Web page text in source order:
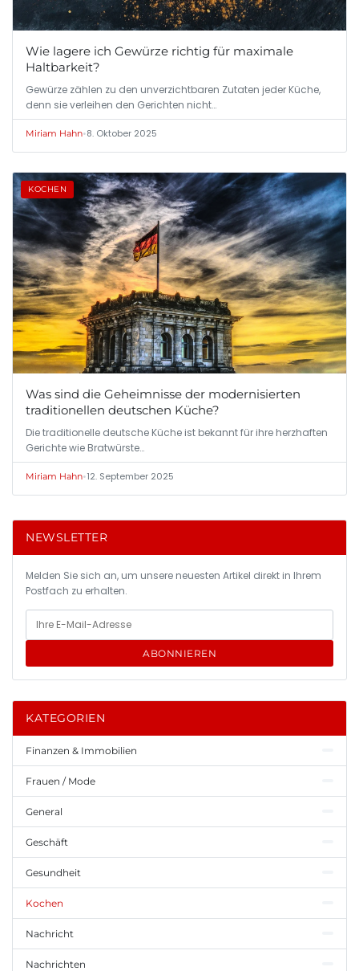
Wie lagere ich Gewürze richtig für maximale
Haltbarkeit?
Gewürze zählen zu den unverzichtbaren Zutaten jeder Küche,
denn sie verleihen den Gerichten nicht…
Miriam Hahn•8. Oktober 2025
KOCHEN
Was sind die Geheimnisse der modernisierten
traditionellen deutschen Küche?
Die traditionelle deutsche Küche ist bekannt für ihre herzhaften
Gerichte wie Bratwürste…
Miriam Hahn•12. September 2025
NEWSLETTER
Melden Sie sich an, um unsere neuesten Artikel direkt in Ihrem
Postfach zu erhalten.
ABONNIEREN
KATEGORIEN
Finanzen & Immobilien
Frauen / Mode
General
Geschäft
Gesundheit
Kochen
Nachricht
Nachrichten